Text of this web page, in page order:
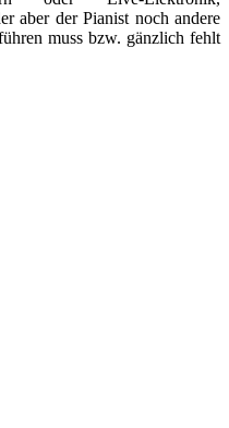
aber der Pianist noch andere
muss bzw. gänzlich fehlt